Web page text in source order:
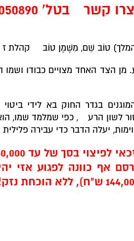
צרו קשר בטל' 03-5050890
טוֹב שֵׁם, מִשֶּׁמֶן טוֹב קהלת ז
הצד האחד מצויים כבודו
המוגנים בגדר החוק בא לידי
לשון הרע
, כפי שמלמד שמו,
יעלה הדבר כדי עבירה פלילית
אף כוונה לפגוע אזי